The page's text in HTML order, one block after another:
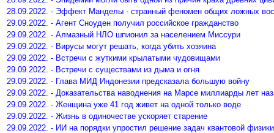
28.09.2022. - Эффект Манделы - странный феномен общих ложных
29.09.2022. - Агент Сноуден получил российское гражданство
29.09.2022. - Алмазный НЛО шпионил за населением Миссури
29.09.2022. - Вирусы могут решать, когда убить хозяина
29.09.2022. - Встречи с жуткими крылатыми чудовищами
29.09.2022. - Встречи с существами из дыма и огня
29.09.2022. - Глава МИД Индонезии предсказала большую войну
29.09.2022. - Доказательства наводнения на Марсе миллиарды лет
29.09.2022. - Женщина уже 41 год живет на одной только воде
29.09.2022. - Жизнь в одиночестве ускоряет старение
29.09.2022. - ИИ на порядки упростил решение задач квантовой физики